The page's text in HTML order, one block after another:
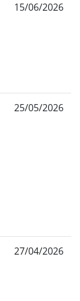
15/06/2026
25/05/2026
27/04/2026